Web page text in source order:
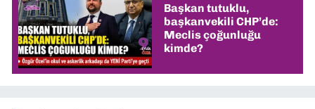
Başkan tutuklu,
başkanvekili CHP’de:
Meclis çoğunluğu
kimde?